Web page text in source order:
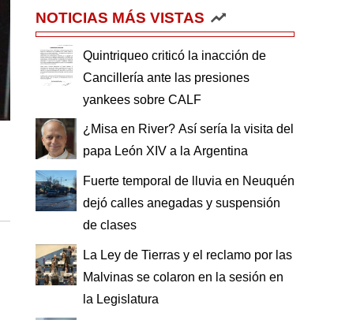
NOTICIAS MÁS VISTAS
Quintriqueo criticó la inacción de
Cancillería ante las presiones
yankees sobre CALF
¿Misa en River? Así sería la visita del
papa León XIV a la Argentina
Fuerte temporal de lluvia en Neuquén
dejó calles anegadas y suspensión
de clases
La Ley de Tierras y el reclamo por las
Malvinas se colaron en la sesión en
la Legislatura